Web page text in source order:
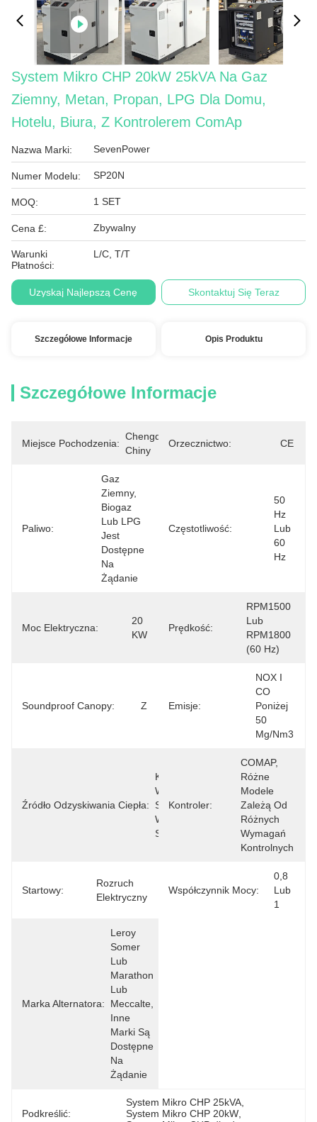
System Mikro CHP 20kW 25kVA Na Gaz
Ziemny, Metan, Propan, LPG Dla Domu,
Hotelu, Biura, Z Kontrolerem ComAp
Nazwa Marki: SevenPower
Numer Modelu: SP20N
MOQ: 1 SET
Cena £: Zbywalny
Warunki
Płatności:
L/C, T/T
Uzyskaj Najlepszą Cenę Skontaktuj Się Teraz
Szczegółowe Informacje Opis Produktu
Szczegółowe Informacje
Miejsce Pochodzenia:
Chengdu,
Chiny
Orzecznictwo: CE
Paliwo:
Gaz
Ziemny,
Biogaz
Lub LPG
Jest
Dostępne
Na
Żądanie
Częstotliwość:
50
Hz
Lub
60
Hz
Moc Elektryczna:
20
KW
Prędkość:
RPM1500
Lub
RPM1800
(60 Hz)
Soundproof Canopy: Z Emisje:
NOX I
CO
Poniżej
50
Mg/nm3
Źródło Odzyskiwania Ciepła:
Kolektor
Wydechowy
Silnika I
Wydechu I
Silnika
Kontroler:
COMAP,
Różne
Modele
Zależą Od
Różnych
Wymagań
Kontrolnych
Startowy:
Rozruch
Elektryczny
Współczynnik Mocy:
0,8
Lub
1
Marka Alternatora:
Leroy
Somer
Lub
Marathon
Lub
Meccalte,
Inne
Marki Są
Dostępne
Na
Żądanie
Podkreślić:
System Mikro CHP 25kVA
System Mikro CHP 20kW